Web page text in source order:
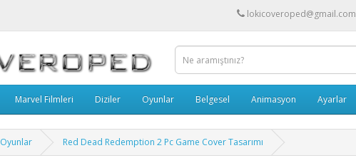
lokicoveroped@gmail.com
Marvel Filmleri Diziler Oyunlar Belgesel Animasyon Ayarlar
Oyunlar Red Dead Redemption 2 Pc Game Cover Tasarımı